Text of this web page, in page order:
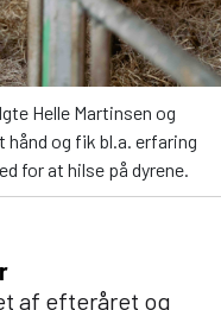
Helle Martinsen og
og fik bl.a. erfaring
for at hilse på dyrene.
af efteråret og